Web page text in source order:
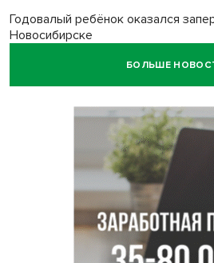
Годовалый ребёнок оказался
Новосибирске
БОЛЬШЕ